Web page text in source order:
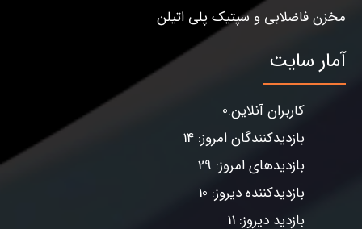
مخزن فاضلابی و سپتیک پلی اتیلن
آمار سایت
کاربران آنلاین:0
بازدیدکنندگان امروز: 14
بازدیدهای امروز: 29
بازدیدکننده دیروز: 10
بازدید دیروز: 11